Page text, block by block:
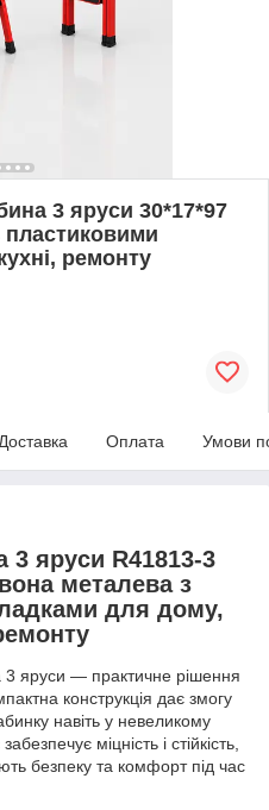
3 яруси 30*17*97
ремонту
Доставка Оплата Умови
3 яруси R41813-3
металева з
для дому,
3 яруси — практичне рішення
конструкція дає змогу
навіть у невеликому
міцність і стійкість,
безпеку та комфорт під час